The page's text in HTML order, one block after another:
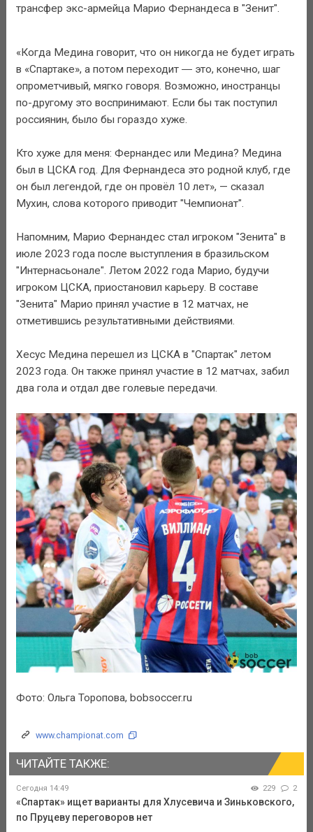
трансфер экс-армейца Марио Фернандеса в "Зенит".
«Когда Медина говорит, что он никогда не будет играть
в «Спартаке», а потом переходит ― это, конечно, шаг
опрометчивый, мягко говоря. Возможно, иностранцы
по-другому это воспринимают. Если бы так поступил
россиянин, было бы гораздо хуже.
Кто хуже для меня: Фернандес или Медина? Медина
был в ЦСКА год. Для Фернандеса это родной клуб, где
он был легендой, где он провёл 10 лет», — сказал
Мухин, слова которого приводит "Чемпионат".
Напомним, Марио Фернандес стал игроком "Зенита" в
июле 2023 года после выступления в бразильском
"Интернасьонале". Летом 2022 года Марио, будучи
игроком ЦСКА, приостановил карьеру. В составе
"Зенита" Марио принял участие в 12 матчах, не
отметившись результативными действиями.
Хесус Медина перешел из ЦСКА в "Спартак" летом
2023 года. Он также принял участие в 12 матчах, забил
два гола и отдал две голевые передачи.
Фото: Ольга Торопова, bobsoccer.ru
www.championat.com
ЧИТАЙТЕ ТАКЖЕ:
Сегодня 14:49 229 2
«Спартак» ищет варианты для Хлусевича и Зиньковского,
по Пруцеву переговоров нет